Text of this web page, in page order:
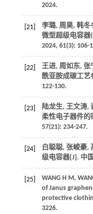
2024.
[21] 李璐, 周昊, 韩冬
微型超级电容器
2024, 61(3): 106-
[22] 王进, 周如东, 张
酰亚胺成碳工艺
122-130.
[23] 陆龙生, 王文涛,
柔性电子器件的
57(21): 234-247.
[24] 白聪聪, 张峻豪,
级电容器[J]. 中
[25] WANG H M,
of Janus
protective
3226.